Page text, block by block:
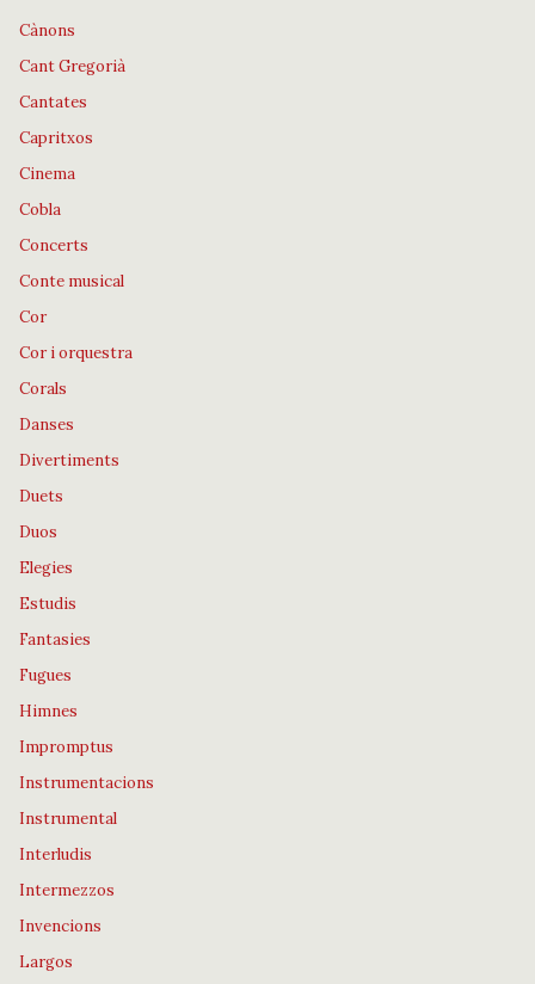
Cànons
Cant Gregorià
Cantates
Capritxos
Cinema
Cobla
Concerts
Conte musical
Cor
Cor i orquestra
Corals
Danses
Divertiments
Duets
Duos
Elegies
Estudis
Fantasies
Fugues
Himnes
Impromptus
Instrumentacions
Instrumental
Interludis
Intermezzos
Invencions
Largos